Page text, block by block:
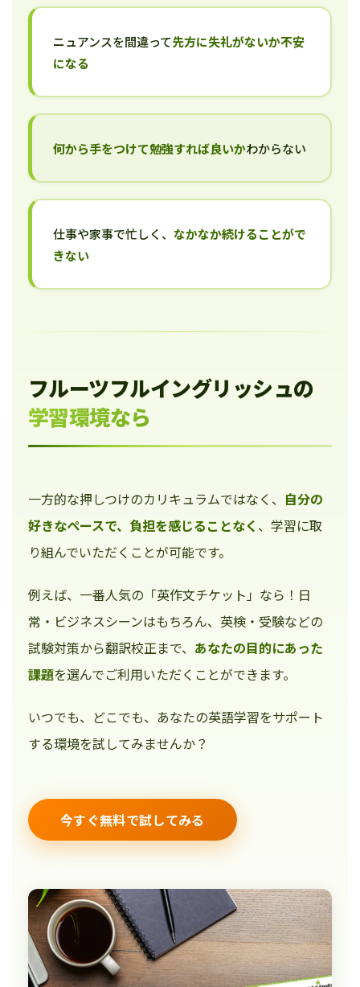
ニュアンスを間違って先方に失礼がないか不安
になる
何から手をつけて勉強すれば良いかわからない
仕事や家事で忙しく、 なかなか続けることがで
きない
フルーツフルイングリッシュの
学習環境なら
一方的な押しつけのカリキュラムではなく、 自分の
好きなペースで、負担を感じることなく 、学習に取
り組んでいただくことが可能です。
例えば、一番人気の「英作文チケット」なら！日
常・ビジネスシーンはもちろん、英検・受験などの
試験対策から翻訳校正まで、 あなたの目的にあった
課題を選んでご利用いただくことができます。
いつでも、どこでも、あなたの英語学習をサポート
する環境を試してみませんか？
今すぐ無料で試してみる